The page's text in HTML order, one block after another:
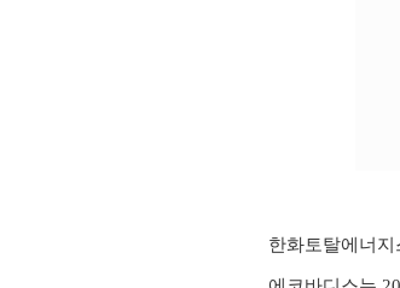
한화토탈에너지